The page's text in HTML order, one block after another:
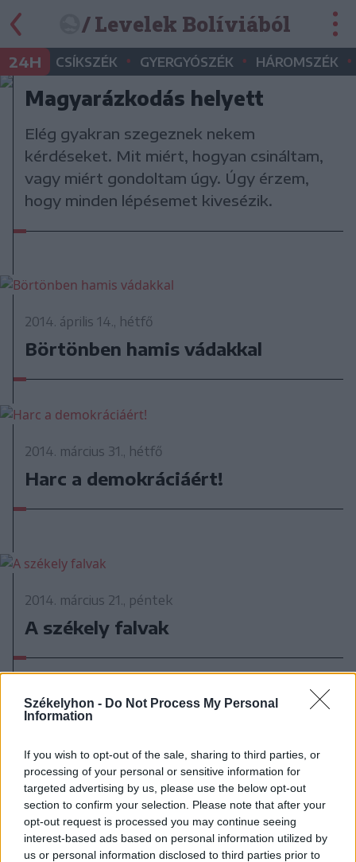
Székelyhon - Do Not Process My Personal
Information
If you wish to opt-out of the sale, sharing to third parties, or
processing of your personal or sensitive information for
targeted advertising by us, please use the below opt-out
section to confirm your selection. Please note that after your
opt-out request is processed you may continue seeing
interest-based ads based on personal information utilized by
us or personal information disclosed to third parties prior to
/ Levelek Bolíviából
24H CSÍKSZÉK • GYERGYÓSZÉK • HÁROMSZÉK •
Magyarázkodás helyett
Elég gyakran szegeznek nekem
kérdéseket. Mit miért, hogyan csináltam,
vagy miért gondoltam úgy. Úgy érzem,
hogy minden lépésemet kivesézik.
2014. április 14., hétfő
Börtönben hamis vádakkal
2014. március 31., hétfő
Harc a demokráciáért!
2014. március 21., péntek
A székely falvak